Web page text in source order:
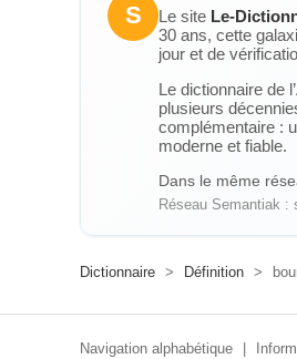
S Le site Le-
30 ans, cette
jour et de
Le dictionnaire de
plusieurs
complémentaire :
moderne et fiable.
Dans le même
Réseau Semantiak :
Dictionnaire > Définition >
Navigation alphabétique